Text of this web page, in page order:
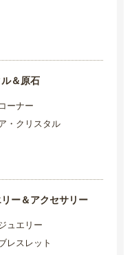
＆原石
ーナー
・クリスタル
ー＆アクセサリー
ュエリー
レスレット